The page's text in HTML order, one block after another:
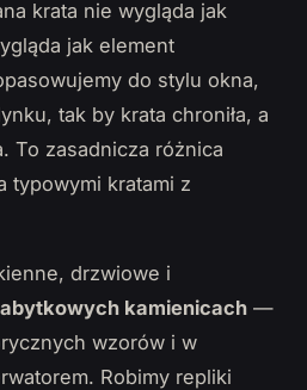
krata nie wygląda jak
jak element
do stylu okna,
tak by krata chroniła, a
To zasadnicza różnica
typowymi kratami z
drzwiowe i
kamienicach —
wzorów i w
Robimy repliki